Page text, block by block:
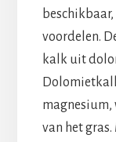
voordelen.
kalk uit
magnesium,
van het